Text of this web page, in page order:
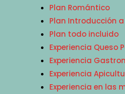
Plan Romántico
Plan Introducción
Plan todo incluido
Experiencia Queso
Experiencia
Experiencia
Experiencia en las